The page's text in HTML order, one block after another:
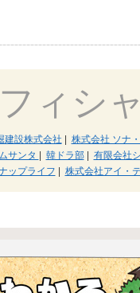
ィシ
建設株式会社
株式会社 ソナ
サンタ 韓ドラ部|
有限会社
ップライフ 株式会社アイ・